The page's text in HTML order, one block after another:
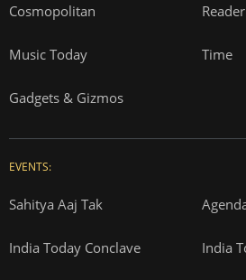
Cosmopolitan
Music Today Time
Gadgets & Gizmos
EVENTS:
Sahitya Aaj Tak
India Today Conclave India